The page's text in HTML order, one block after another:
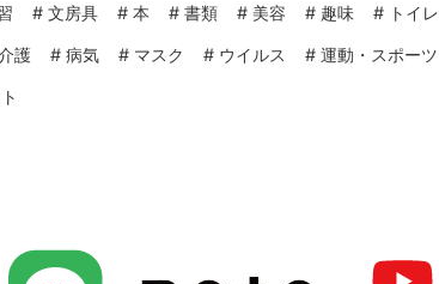
# 文房具 # 本 # 書類 # 美容 # 趣味 # トイレ
護 # 病気 # マスク # ウイルス # 運動・スポーツ